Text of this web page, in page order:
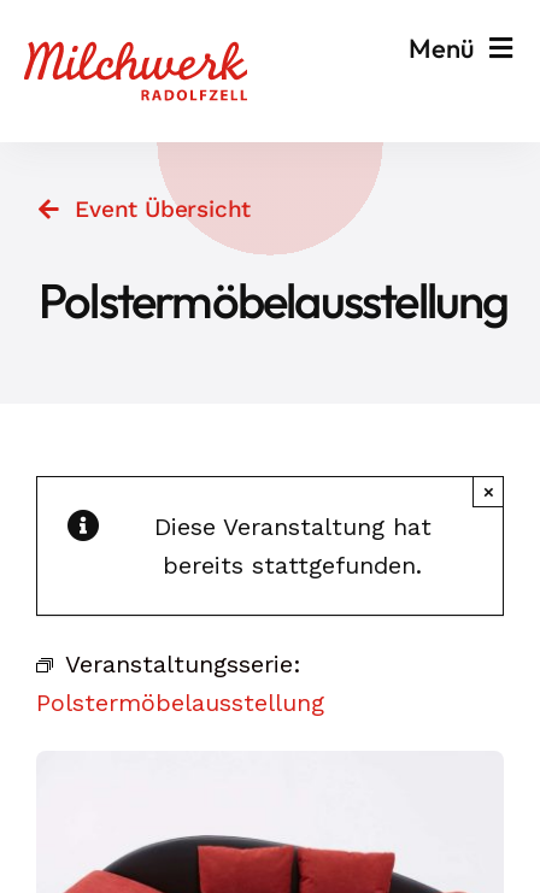
Inhalt
Menü
Veranstalten & Planen
Besuchen & Informieren
Events
Event Übersicht
Polstermöbelausstellung
Diese Veranstaltung hat
bereits stattgefunden.
×
Veranstaltungsserie:
Polstermöbelausstellung